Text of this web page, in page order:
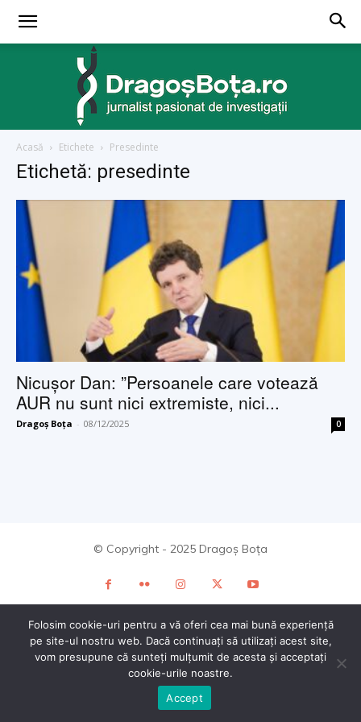
dragosbota.ro
Acasă Etichete Presedinte
Etichetă: presedinte
Nicușor Dan: ”Persoanele care votează
AUR nu sunt nici extremiste, nici...
Dragoș Boța - 08/12/2025 0
© Copyright - 2025 Dragoș Boța
Folosim cookie-uri pentru a vă oferi cea mai bună experiență
pe site-ul nostru web. Dacă continuați să utilizați acest site,
vom presupune că sunteți mulțumit de acesta și acceptați
cookie-urile noastre.
Accept